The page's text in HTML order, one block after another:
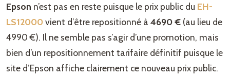
Epson n’est pas en reste puisque le prix public du EH-
LS12000vient d’être repositionné à 4690 € (au lieu de
4990 €). Il ne semble pas s’agir d’une promotion, mais
bien d’un repositionnement tarifaire définitif puisque le
site d’Epson affiche clairement ce nouveau prix public.